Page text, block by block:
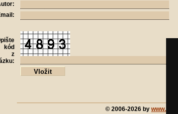
kód
z
© 2006-2026 by